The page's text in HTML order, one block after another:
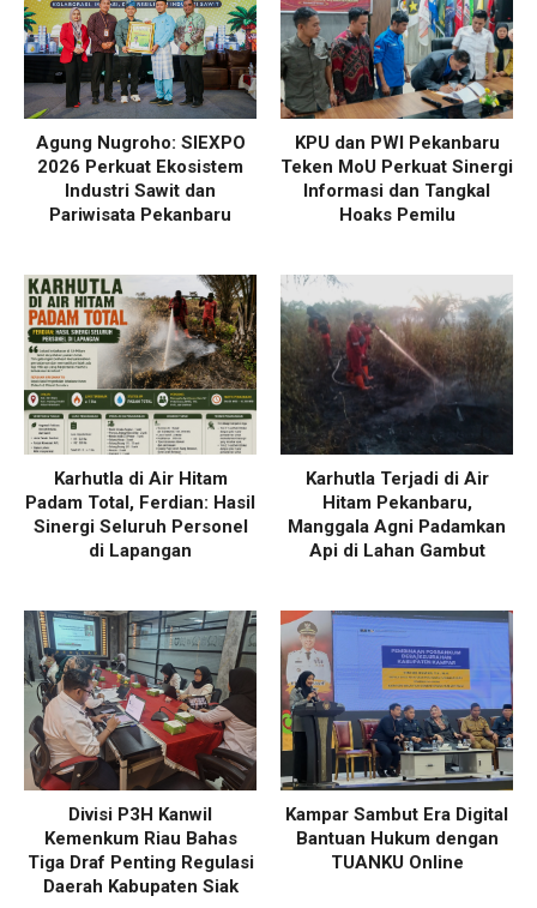
Agung Nugroho: SIEXPO
2026 Perkuat Ekosistem
Industri Sawit dan
Pariwisata Pekanbaru
KPU dan PWI Pekanbaru
Teken MoU Perkuat Sinergi
Informasi dan Tangkal
Hoaks Pemilu
Karhutla di Air Hitam
Padam Total, Ferdian: Hasil
Sinergi Seluruh Personel
di Lapangan
Karhutla Terjadi di Air
Hitam Pekanbaru,
Manggala Agni Padamkan
Api di Lahan Gambut
Divisi P3H Kanwil
Kemenkum Riau Bahas
Tiga Draf Penting Regulasi
Daerah Kabupaten Siak
Kampar Sambut Era Digital
Bantuan Hukum dengan
TUANKU Online